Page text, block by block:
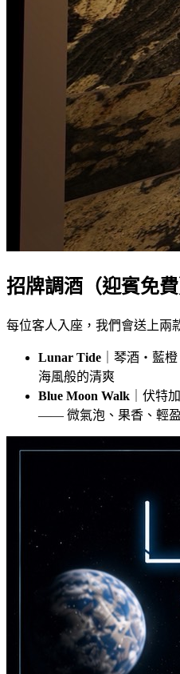
招牌調酒（迎賓免費
每位客人入座，我們會送上兩
Lunar Tide ｜琴酒・藍
海風般的清爽
Blue Moon Walk ｜伏特
—— 微氣泡、果香、輕盈